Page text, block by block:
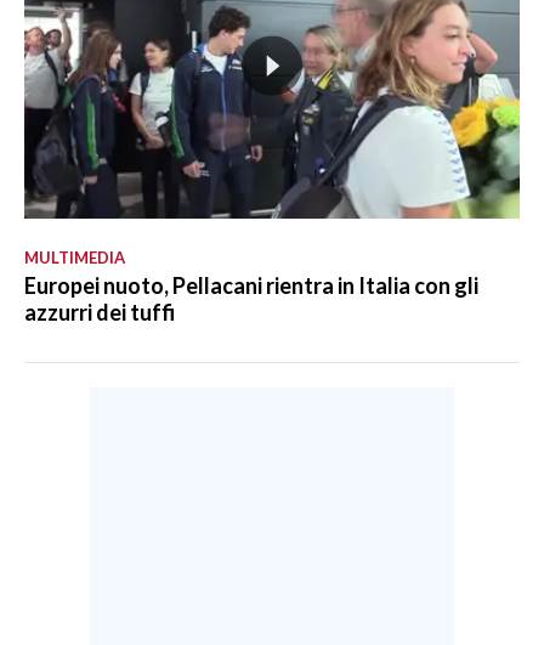
MULTIMEDIA
Europei nuoto, Pellacani rientra in Italia con gli
azzurri dei tuffi